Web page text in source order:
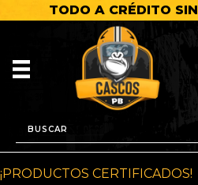
TODO A CRÉDITO
¡PRODUCTOS CERTIFICADOS!